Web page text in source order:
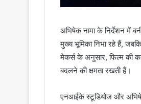
अभिषेक नामा के निर्देशन में
मुख्य भूमिका निभा रहे हैं,
मेकर्स के अनुसार, फिल्म की
बदलने की क्षमता रखती हैं।
एनआईके स्टूडियोज और अभिषेक